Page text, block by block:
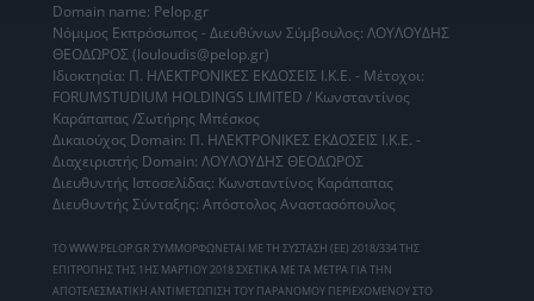
Domain name: Pelop.gr
Νόμιμος Εκπρόσωπος - Διευθύνων Σύμβουλος: ΛΟΥΛΟΥΔΗΣ
ΘΕΟΔΩΡΟΣ (louloudis@pelop.gr)
Ιδιοκτησία: Π. ΗΛΕΚΤΡΟΝΙΚΕΣ ΕΚΔΟΣΕΙΣ Ι.Κ.Ε. - Μέτοχοι:
FORUMSTUDIUM HOLDINGS LIMITED / Κωνσταντίνος
Καράπαπας /Σωτήρης Μπέσκος
Δικαιούχος Domain: Π. ΗΛΕΚΤΡΟΝΙΚΕΣ ΕΚΔΟΣΕΙΣ Ι.Κ.Ε. -
Διαχειριστής Domain: ΛΟΥΛΟΥΔΗΣ ΘΕΟΔΩΡΟΣ
Διευθυντής Ιστοσελίδας: Κωνσταντίνος Καράπαπας
Διευθυντής Σύνταξης: Απόστολος Αναστασόπουλος
ΤΟ WWW.PELOP.GR ΣΥΜΜΟΡΦΩΝΕΤΑΙ ΜΕ ΤΗ ΣΥΣΤΑΣΗ (ΕΕ) 2018/334 ΤΗΣ
ΕΠΙΤΡΟΠΗΣ ΤΗΣ 1ΗΣ ΜΑΡΤΙΟΥ 2018 ΣΧΕΤΙΚΑ ΜΕ ΤΑ ΜΕΤΡΑ ΓΙΑ ΤΗΝ
ΑΠΟΤΕΛΕΣΜΑΤΙΚΗ ΑΝΤΙΜΕΤΩΠΙΣΗ ΤΟΥ ΠΑΡΑΝΟΜΟΥ ΠΕΡΙΕΧΟΜΕΝΟΥ ΣΤΟ